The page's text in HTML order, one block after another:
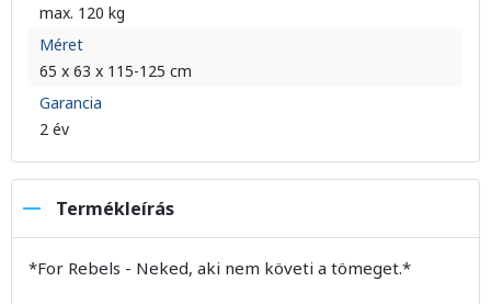
max. 120 kg
Méret
65 x 63 x 115-125 cm
Garancia
2 év
Termékleírás
*For Rebels - Neked, aki nem követi a tömeget.*